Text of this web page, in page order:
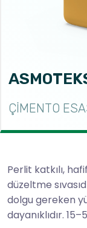
ÇİMENTO
Perlit katkılı,
düzeltme
dolgu gereken
dayanıklıdır.